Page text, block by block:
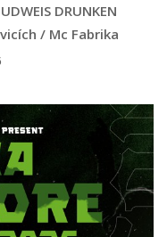
DRUNKEN
/ Mc Fabrika